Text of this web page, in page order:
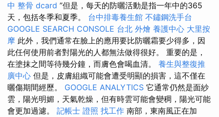
中 整骨 dcard ”但是，每天的防曬活動是指一年中的365
天，包括冬季和夏季。 台中排毒養生館 不鏽鋼洗手台
GOOGLE SEARCH CONSOLE 台北 外燴 養護中心 大里按
摩 此外，我們通常在臉上的應用要比防曬霜要少得多，因
此任何使用前者對陽光的人都無法做得很好。 重要的是，
在塗抹之間等待幾分鐘，而膚色會喝血清。 養生與整復推
廣中心 但是，皮膚組織可能會遭受明顯的損害，這不僅在
曬傷期間經歷。 GOOGLE ANALYTICS 它通常仍然是面紗
雲，陽光明媚，天氣乾燥，但有時雲可能會變稠，陽光可能
會更加過濾。 記帳士 證照 找工作 南部，東南風正在加